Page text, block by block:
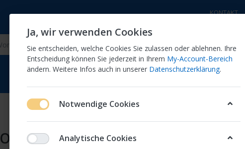
KONTAKT
Offroad Reifen
Ja, wir verwenden Cookies
Sie entscheiden, welche Cookies Sie zulassen oder ablehnen. Ihre
Entscheidung können Sie jederzeit in Ihrem My-Account-Bereich
ändern. Weitere Infos auch in unserer Datenschutzerklärung.
Notwendige Cookies
Analytische Cookies